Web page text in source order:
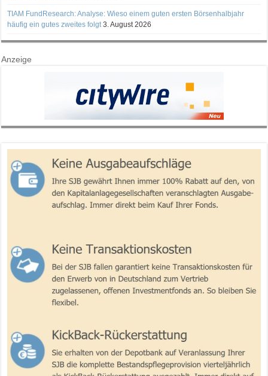
TIAM FundResearch: Analyse: Wieso einem guten ersten Börsenhalbjahr
häufig ein gutes zweites folgt 3. August 2026
Anzeige